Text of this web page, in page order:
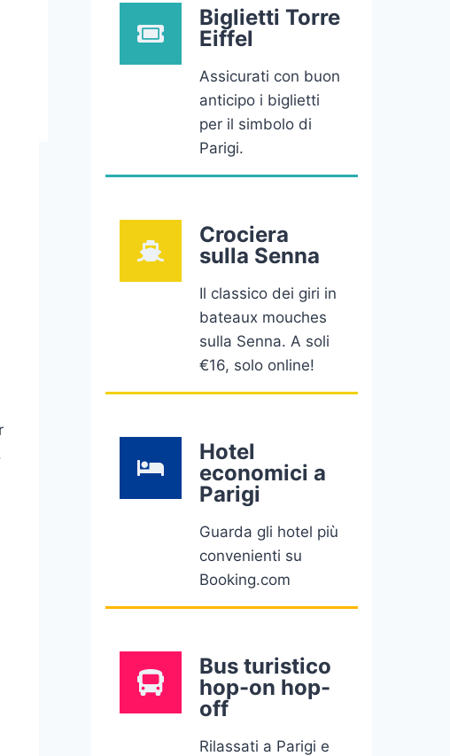
Biglietti Torre
Eiffel
Assicurati con buon
anticipo i biglietti
per il simbolo di
Parigi.
Crociera
sulla Senna
Il classico dei giri in
bateaux mouches
sulla Senna. A soli
€16, solo online!
Hotel
economici a
Parigi
Guarda gli hotel più
convenienti su
Booking.com
Bus turistico
hop-on hop-
off
Rilassati a Parigi e